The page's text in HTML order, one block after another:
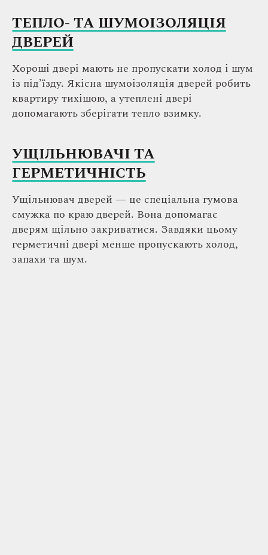
ТЕПЛО- ТА ШУМОІЗОЛЯЦІЯ
ДВЕРЕЙ
Хороші двері мають не пропускати холод і шум
із під’їзду. Якісна шумоізоляція дверей робить
квартиру тихішою, а утеплені двері
допомагають зберігати тепло взимку.
УЩІЛЬНЮВАЧІ ТА
ГЕРМЕТИЧНІСТЬ
Ущільнювач дверей — це спеціальна гумова
смужка по краю дверей. Вона допомагає
дверям щільно закриватися. Завдяки цьому
герметичні двері менше пропускають холод,
запахи та шум.